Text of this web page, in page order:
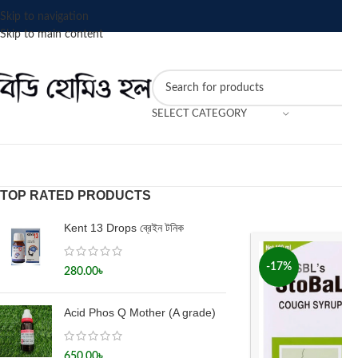
Skip to navigation
Skip to main content
SELECT CATEGORY
TOP RATED PRODUCTS
Kent 13 Drops ব্রেইন টনিক
280.00৳
Acid Phos Q Mother (A grade)
-17%